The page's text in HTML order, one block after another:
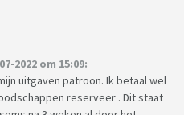
ga je voor een alternatief.
prijzen om te gaan?
2022 om 15:09:
uitgaven patroon. Ik betaal wel
reserveer . Dit staat